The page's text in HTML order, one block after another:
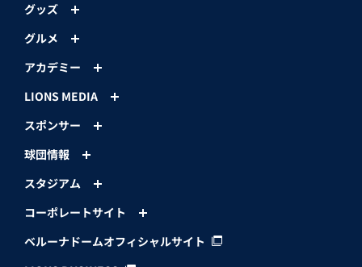
グッズ
グルメ
アカデミー
LIONS MEDIA
スポンサー
球団情報
スタジアム
コーポレートサイト
ベルーナドームオフィシャルサイト